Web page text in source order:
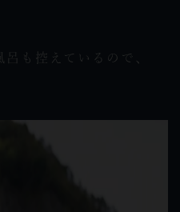
も控えているので、